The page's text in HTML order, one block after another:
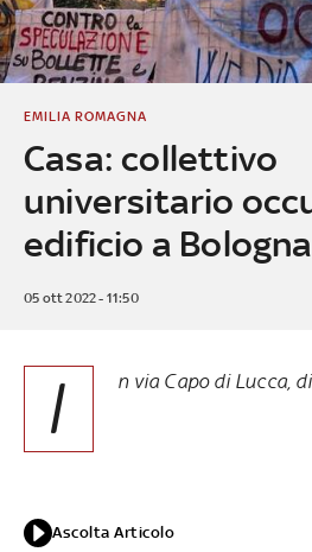
Casa: collettivo
universitario
edificio a Bologna
EMILIA ROMAGNA
05 ott 2022 - 11:50
I n via Capo di Lucca,
Ascolta Articolo